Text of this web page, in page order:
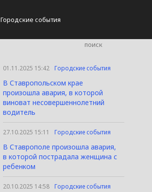
Городские события
01.11.2025 15:42 Городские события
В Ставропольском крае
произошла авария, в которой
виноват несовершеннолетний
водитель
27.10.2025 15:11 Городские события
В Ставрополе произошла авария,
в которой пострадала женщина с
ребенком
20.10.2025 14:58 Городские события